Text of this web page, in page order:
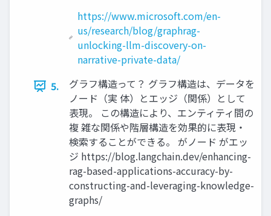
https://www.microsoft.com/en-
us/research/blog/graphrag-
unlocking-llm-discovery-on-
narrative-private-data/
5.
グラフ構造って？ グラフ構造は、データを
ノード（実 体）とエッジ（関係）として
表現。 この構造により、エンティティ間の
複 雑な関係や階層構造を効果的に表現・
検索することができる。 がノード がエッ
ジ https://blog.langchain.dev/enhancing-
rag-based-applications-accuracy-by-
constructing-and-leveraging-knowledge-
graphs/